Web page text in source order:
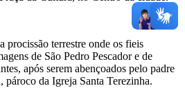
procissão terrestre onde os fieis
de São Pedro Pescador e de
após serem abençoados pelo padre
da Igreja Santa Terezinha.